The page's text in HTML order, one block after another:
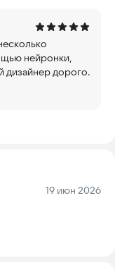
описанию.
«до / после»;
и планшетов.
нейронки,
дизайнер дорого.
Дата:
19 июн 2026